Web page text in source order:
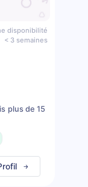
disponibilité
< 3 semaines
plus de 15